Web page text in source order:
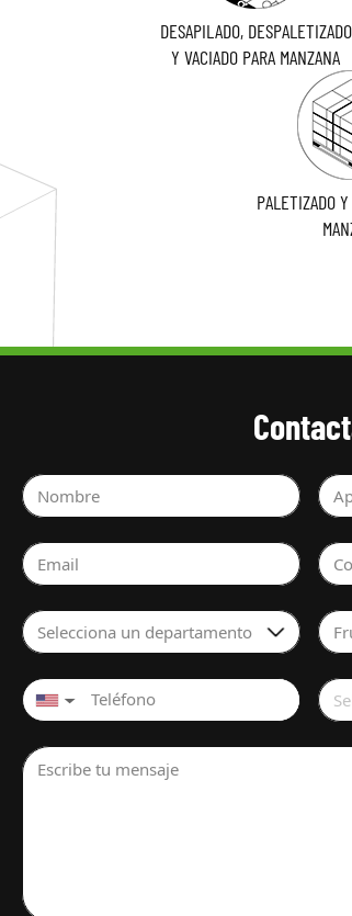
DESAPILADO, DESPALETIZADO
Y VACIADO PARA MANZANA
PALETIZADO
Nombre
Email
Selecciona un departamento
▼
Escribe tu mensaje